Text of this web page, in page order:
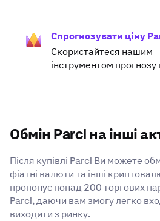
Спрогнозувати ціну
Скористайтеся нашим
інструментом прогнозу
Обмін Parcl на інші
Після купівлі Parcl Ви можете
фіатні валюти та інші
пропонує понад 200 торгових
Parcl, даючи вам змогу легко
виходити з ринку.